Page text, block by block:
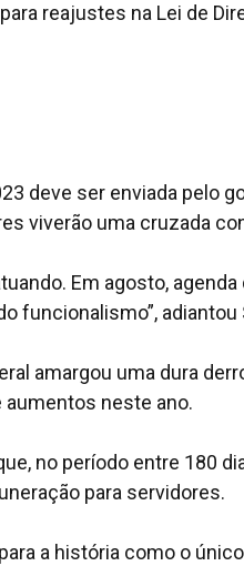
reajustes na Lei de
deve ser enviada pelo
viverão uma cruzada
Em agosto,
funcionalismo”, adiantou
amargou uma dura
aumentos neste ano.
no período entre 180
para servidores.
a história como o